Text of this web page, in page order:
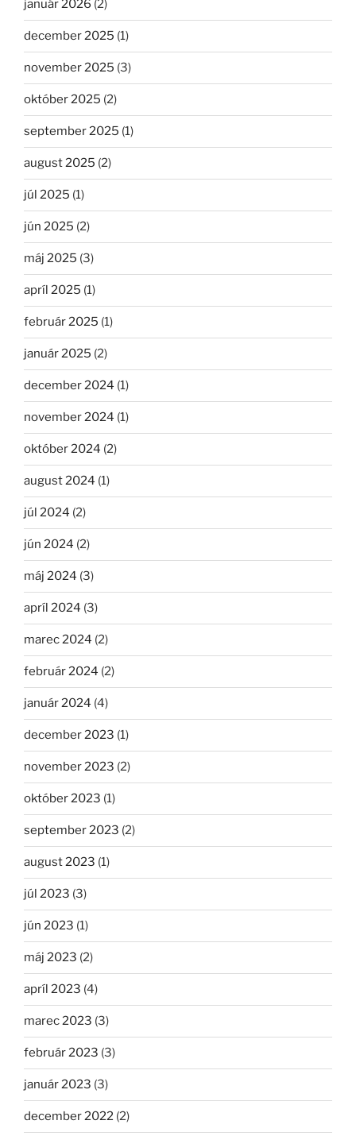
január 2026 (2)
december 2025 (1)
november 2025 (3)
október 2025 (2)
september 2025 (1)
august 2025 (2)
júl 2025 (1)
jún 2025 (2)
máj 2025 (3)
apríl 2025 (1)
február 2025 (1)
január 2025 (2)
december 2024 (1)
november 2024 (1)
október 2024 (2)
august 2024 (1)
júl 2024 (2)
jún 2024 (2)
máj 2024 (3)
apríl 2024 (3)
marec 2024 (2)
február 2024 (2)
január 2024 (4)
december 2023 (1)
november 2023 (2)
október 2023 (1)
september 2023 (2)
august 2023 (1)
júl 2023 (3)
jún 2023 (1)
máj 2023 (2)
apríl 2023 (4)
marec 2023 (3)
február 2023 (3)
január 2023 (3)
december 2022 (2)